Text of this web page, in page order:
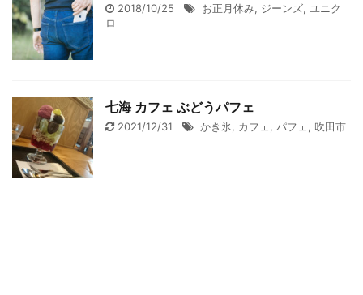
2018/10/25 お正月休み, ジーンズ, ユニク
ロ
七海 カフェ ぶどうパフェ
2021/12/31 かき氷, カフェ, パフェ, 吹田市